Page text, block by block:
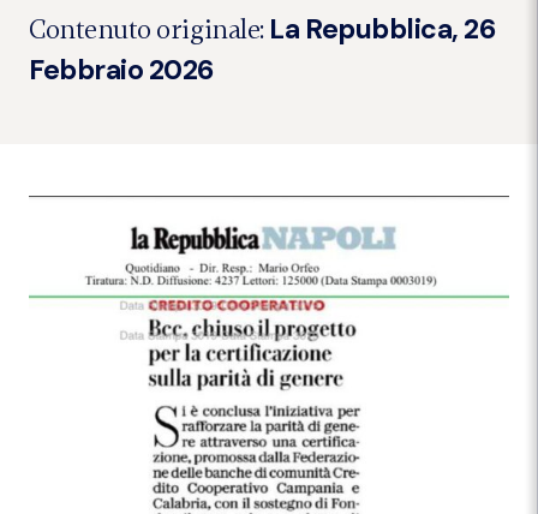
Contenuto originale: La Repubblica, 26
Febbraio 2026